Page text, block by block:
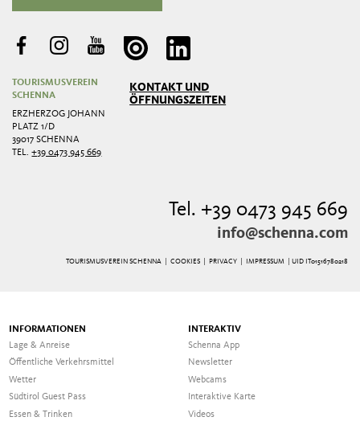
TOURISMUSVEREIN
SCHENNA
ERZHERZOG JOHANN
PLATZ 1/D
39017 SCHENNA
TEL.+39 0473 945 669
KONTAKT UND
ÖFFNUNGSZEITEN
Tel. +39 0473 945 669
info@schenna.com
TOURISMUSVEREIN SCHENNA | COOKIES| PRIVACY| IMPRESSUM | UID IT01516780218
INFORMATIONEN
Lage & Anreise
Öffentliche Verkehrsmittel
Wetter
Südtirol Guest Pass
Essen & Trinken
INTERAKTIV
Schenna App
Newsletter
Webcams
Interaktive Karte
Videos